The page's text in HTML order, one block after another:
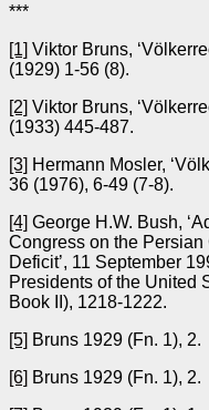
***
[1] Viktor Bruns,
(1929) 1-56 (8).
[2] Viktor Bruns,
(1933) 445-487.
[3] Hermann Mosler,
36 (1976), 6-49 (7-8).
[4] George H.W. Bush,
Congress on the
Deficit’, 11 September
Presidents of the United
Book II), 1218-1222.
[5] Bruns 1929 (Fn. 1), 2.
[6] Bruns 1929 (Fn. 1), 2.